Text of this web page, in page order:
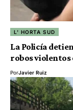
L' HORTA SUD
La Policía
robos violentos
PorJavier Ruiz